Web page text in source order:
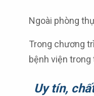
Ngoài phòng
Trong chương
bệnh viện
Uy tín,